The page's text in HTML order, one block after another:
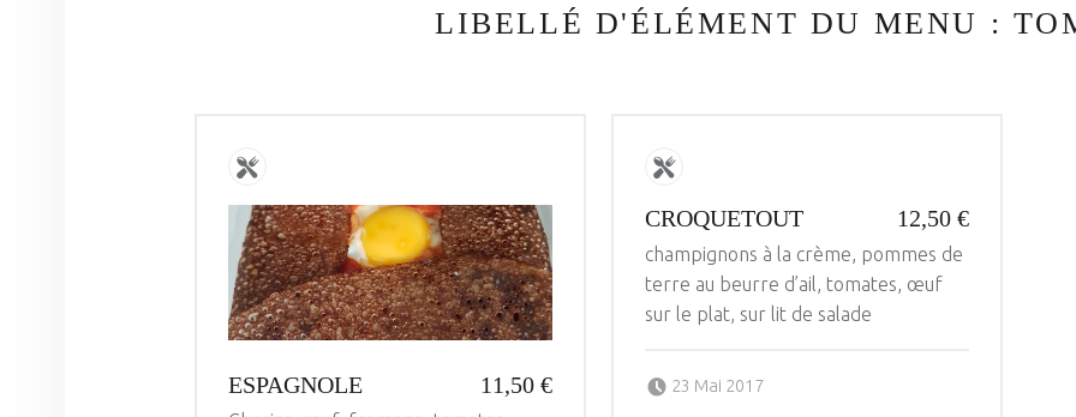
LIBELLÉ D'ÉLÉMENT DU MENU :
ESPAGNOLE 11,50 €
CROQUETOUT 12,50 €
champignons à la crème, pommes de
terre au beurre d’ail, tomates, œuf
sur le plat, sur lit de salade
23 Mai 2017